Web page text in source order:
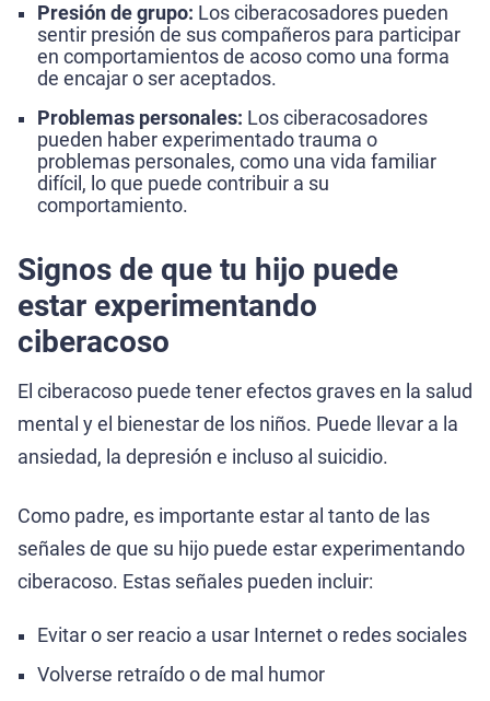
Presión de grupo: Los ciberacosadores pueden
sentir presión de sus compañeros para participar
en comportamientos de acoso como una forma
de encajar o ser aceptados.
Problemas personales: Los ciberacosadores
pueden haber experimentado trauma o
problemas personales, como una vida familiar
difícil, lo que puede contribuir a su
comportamiento.
Signos de que tu hijo puede
estar experimentando
ciberacoso
El ciberacoso puede tener efectos graves en la salud
mental y el bienestar de los niños. Puede llevar a la
ansiedad, la depresión e incluso al suicidio.
Como padre, es importante estar al tanto de las
señales de que su hijo puede estar experimentando
ciberacoso. Estas señales pueden incluir:
Evitar o ser reacio a usar Internet o redes sociales
Volverse retraído o de mal humor